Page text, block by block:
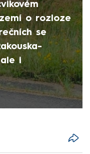
o rozloze
se
ale i